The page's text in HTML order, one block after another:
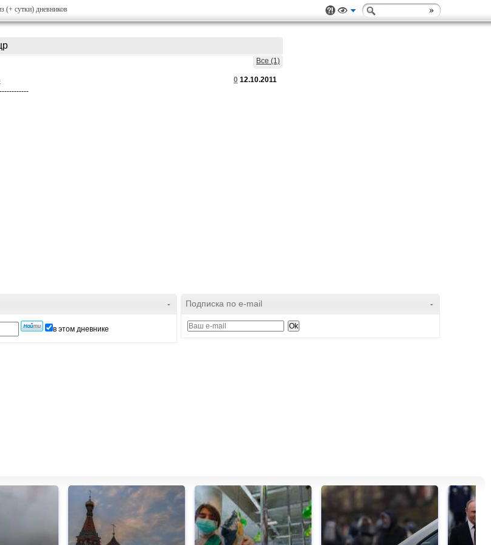
(+ сутки) дневников
Все (1)
0 12.10.2011
-
в этом дневнике
-
Подписка по e-mail